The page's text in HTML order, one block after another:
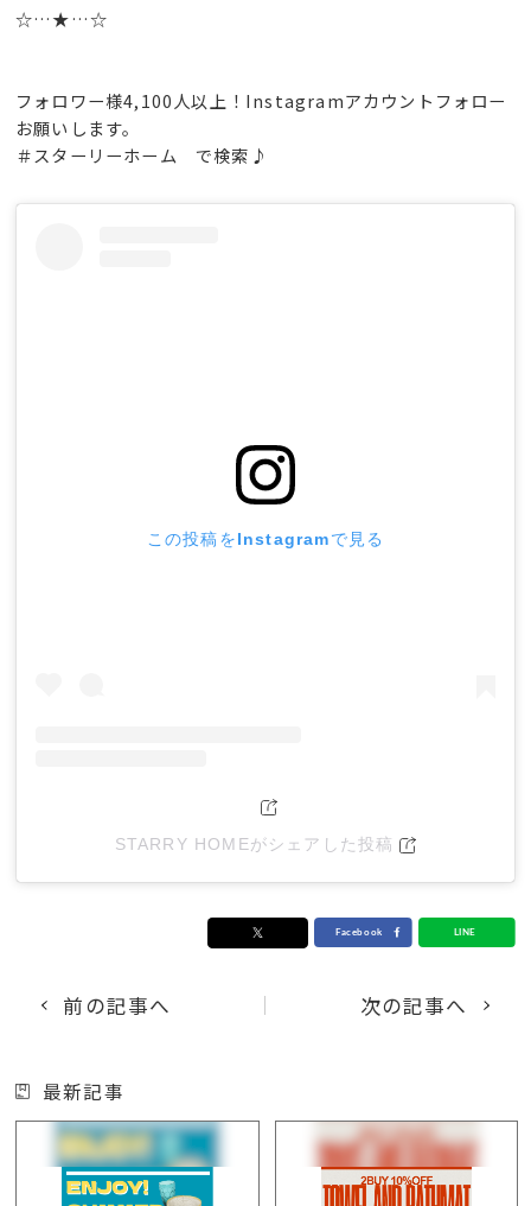
☆…★…☆
フォロワー様4,100人以上！Instagramアカウントフォロー
お願いします。
＃スターリーホーム で検索♪
この投稿をInstagramで見る
STARRY HOMEがシェアした投稿
前の記事へ 次の記事へ
最新記事